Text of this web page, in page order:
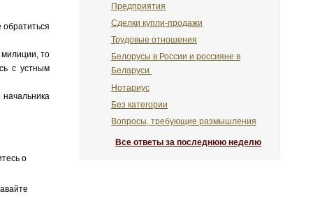
то
с устным
о
Предприятия
Сделки купли-продажи
Трудовые отношения
Белорусы в России и россияне в
Беларуси
Нотариус
Без категории
Вопросы, требующие размышления
Все ответы за последнюю неделю